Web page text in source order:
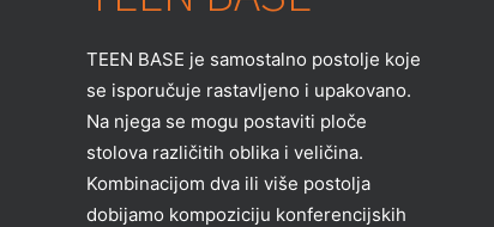
TEEN BASE je samostalno postolje koje
se isporučuje rastavljeno i upakovano.
Na njega se mogu postaviti ploče
stolova različitih oblika i veličina.
Kombinacijom dva ili više postolja
dobijamo kompoziciju konferencijskih